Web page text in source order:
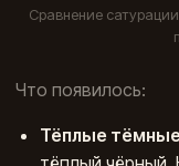
Сравнение
Что появилось:
Тёплые тёмные